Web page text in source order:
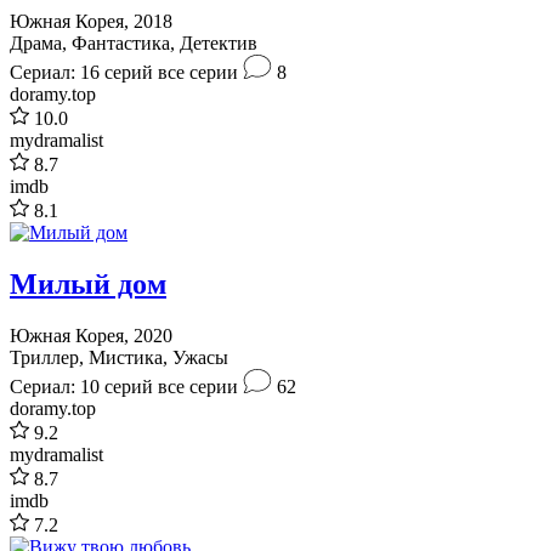
Южная Корея, 2018
Драма, Фантастика, Детектив
Сериал: 16 серий все серии
8
doramy.top
10.0
mydramalist
8.7
imdb
8.1
Милый дом
Южная Корея, 2020
Триллер, Мистика, Ужасы
Сериал: 10 серий все серии
62
doramy.top
9.2
mydramalist
8.7
imdb
7.2